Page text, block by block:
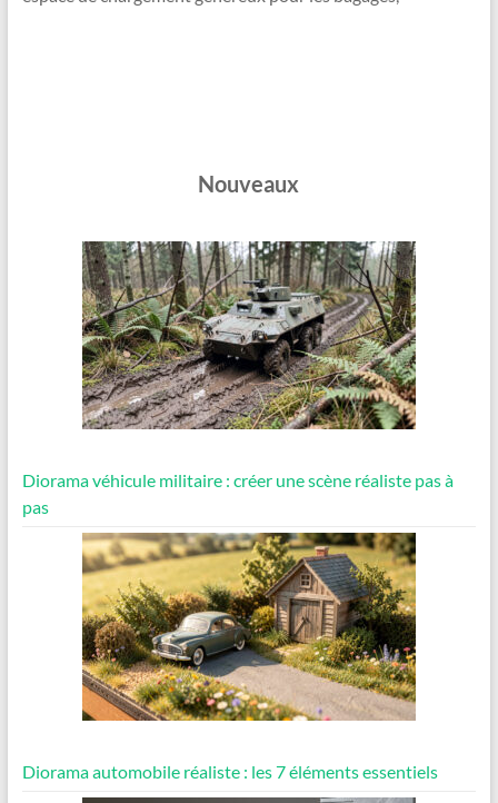
Nouveaux
Diorama véhicule militaire : créer une scène réaliste pas à
pas
Diorama automobile réaliste : les 7 éléments essentiels